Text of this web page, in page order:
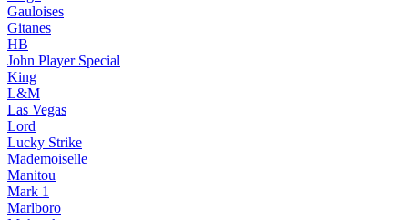
Gauloises
Gitanes
HB
John Player Special
King
L&M
Las Vegas
Lord
Lucky Strike
Mademoiselle
Manitou
Mark 1
Marlboro